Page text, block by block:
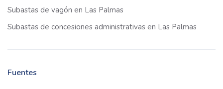
Subastas de vagón en Las Palmas
Subastas de concesiones administrativas en Las Palmas
Fuentes